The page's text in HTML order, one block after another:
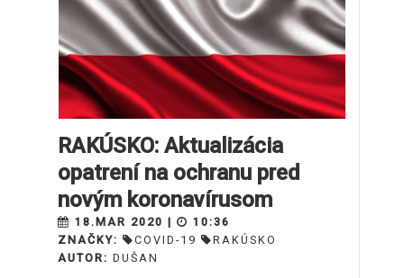
RAKÚSKO: Aktualizácia
opatrení na ochranu pred
novým koronavírusom
18.MAR 2020 |
10:36
ZNAČKY:
COVID-19
RAKÚSKO
AUTOR: DUŠAN